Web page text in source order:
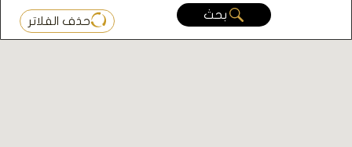
بحث
حذف الفلاتر